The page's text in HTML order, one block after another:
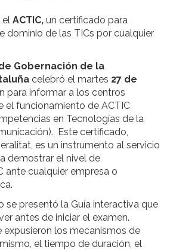
el ACTIC, un certificado para
dominio de las TICs por cualquier
Gobernación de la
celebró el martes 27 de
para informar a los centros
el funcionamiento de ACTIC
en Tecnologías de la
Este certificado,
es un instrumento al servicio
demostrar el nivel de
ante cualquier empresa o
se presentó la Guía interactiva que
antes de iniciar el examen.
expusieron los mecanismos de
el tiempo de duración, el